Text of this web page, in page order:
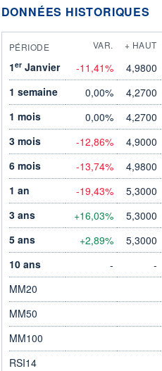
DONNÉES HISTORIQUES
PÉRIODE VAR. + HAUT
1erJanvier -11,41% 4,9800
1 semaine
0,00% 4,2700
1 mois
0,00% 4,2700
3 mois
-12,86% 4,9000
6 mois
-13,74% 4,9800
1 an
-19,43% 5,3000
3 ans
+16,03% 5,3000
5 ans
+2,89% 5,3000
10 ans
- -
MM20
MM50
MM100
RSI14